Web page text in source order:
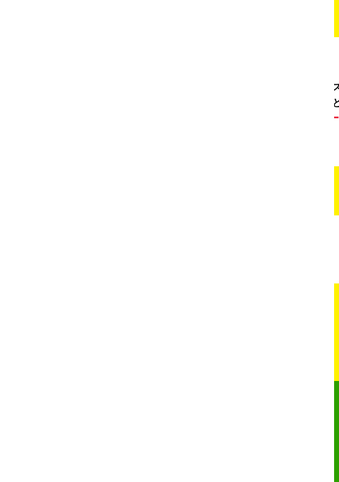
。ガソリン
タンドや整備工場の既存インフラを活用するこ
リー